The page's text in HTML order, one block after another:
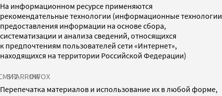
На информационном ресурсе применяются
рекомендательные технологии (информационные технологии
предоставления информации на основе сбора,
систематизации и анализа сведений, относящихся
к предпочтениям пользователей сети «Интернет»,
находящихся на территории Российской Федерации)
SPARROWINFOX
Перепечатка материалов и использование их в любой форме,